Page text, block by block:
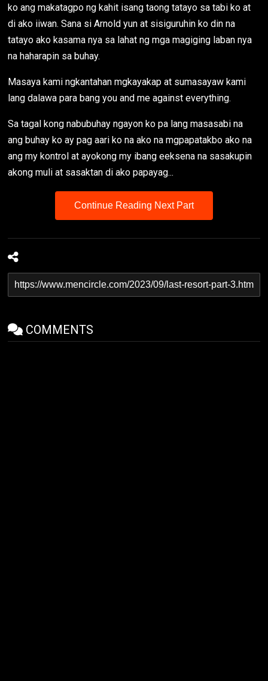
ko ang makatagpo ng kahit isang taong tatayo sa tabi ko at
di ako iiwan. Sana si Arnold yun at sisiguruhin ko din na
tatayo ako kasama nya sa lahat ng mga magiging laban nya
na haharapin sa buhay.
Masaya kami ngkantahan mgkayakap at sumasayaw kami
lang dalawa para bang you and me against everything.
Sa tagal kong nabubuhay ngayon ko pa lang masasabi na
ang buhay ko ay pag aari ko na ako na mgpapatakbo ako na
ang my kontrol at ayokong my ibang eeksena na sasakupin
akong muli at sasaktan di ako papayag...
Continue Reading Next Part
COMMENTS